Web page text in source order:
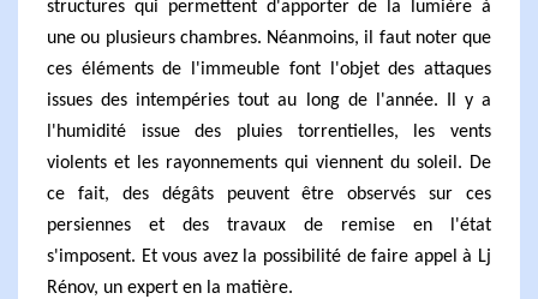
structures qui permettent d'apporter de la lumière à
une ou plusieurs chambres. Néanmoins, il faut noter que
ces éléments de l'immeuble font l'objet des attaques
issues des intempéries tout au long de l'année. Il y a
l'humidité issue des pluies torrentielles, les vents
violents et les rayonnements qui viennent du soleil. De
ce fait, des dégâts peuvent être observés sur ces
persiennes et des travaux de remise en l'état
s'imposent. Et vous avez la possibilité de faire appel à Lj
Rénov, un expert en la matière.